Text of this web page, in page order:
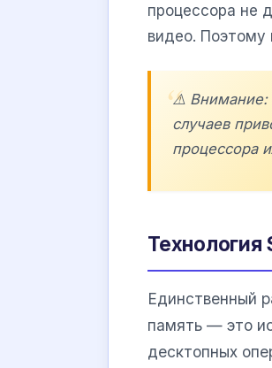
процессора не
видео. Поэтому
⚠️ Внимание:
случаев
процессора
Технология
Единственный
память — это
десктопных